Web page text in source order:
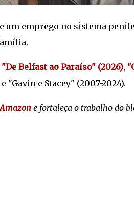
um emprego no sistema
"De Belfast ao Paraíso" (2026),
"Gavin e Stacey" (2007-2024).
e fortaleça o trabalho do